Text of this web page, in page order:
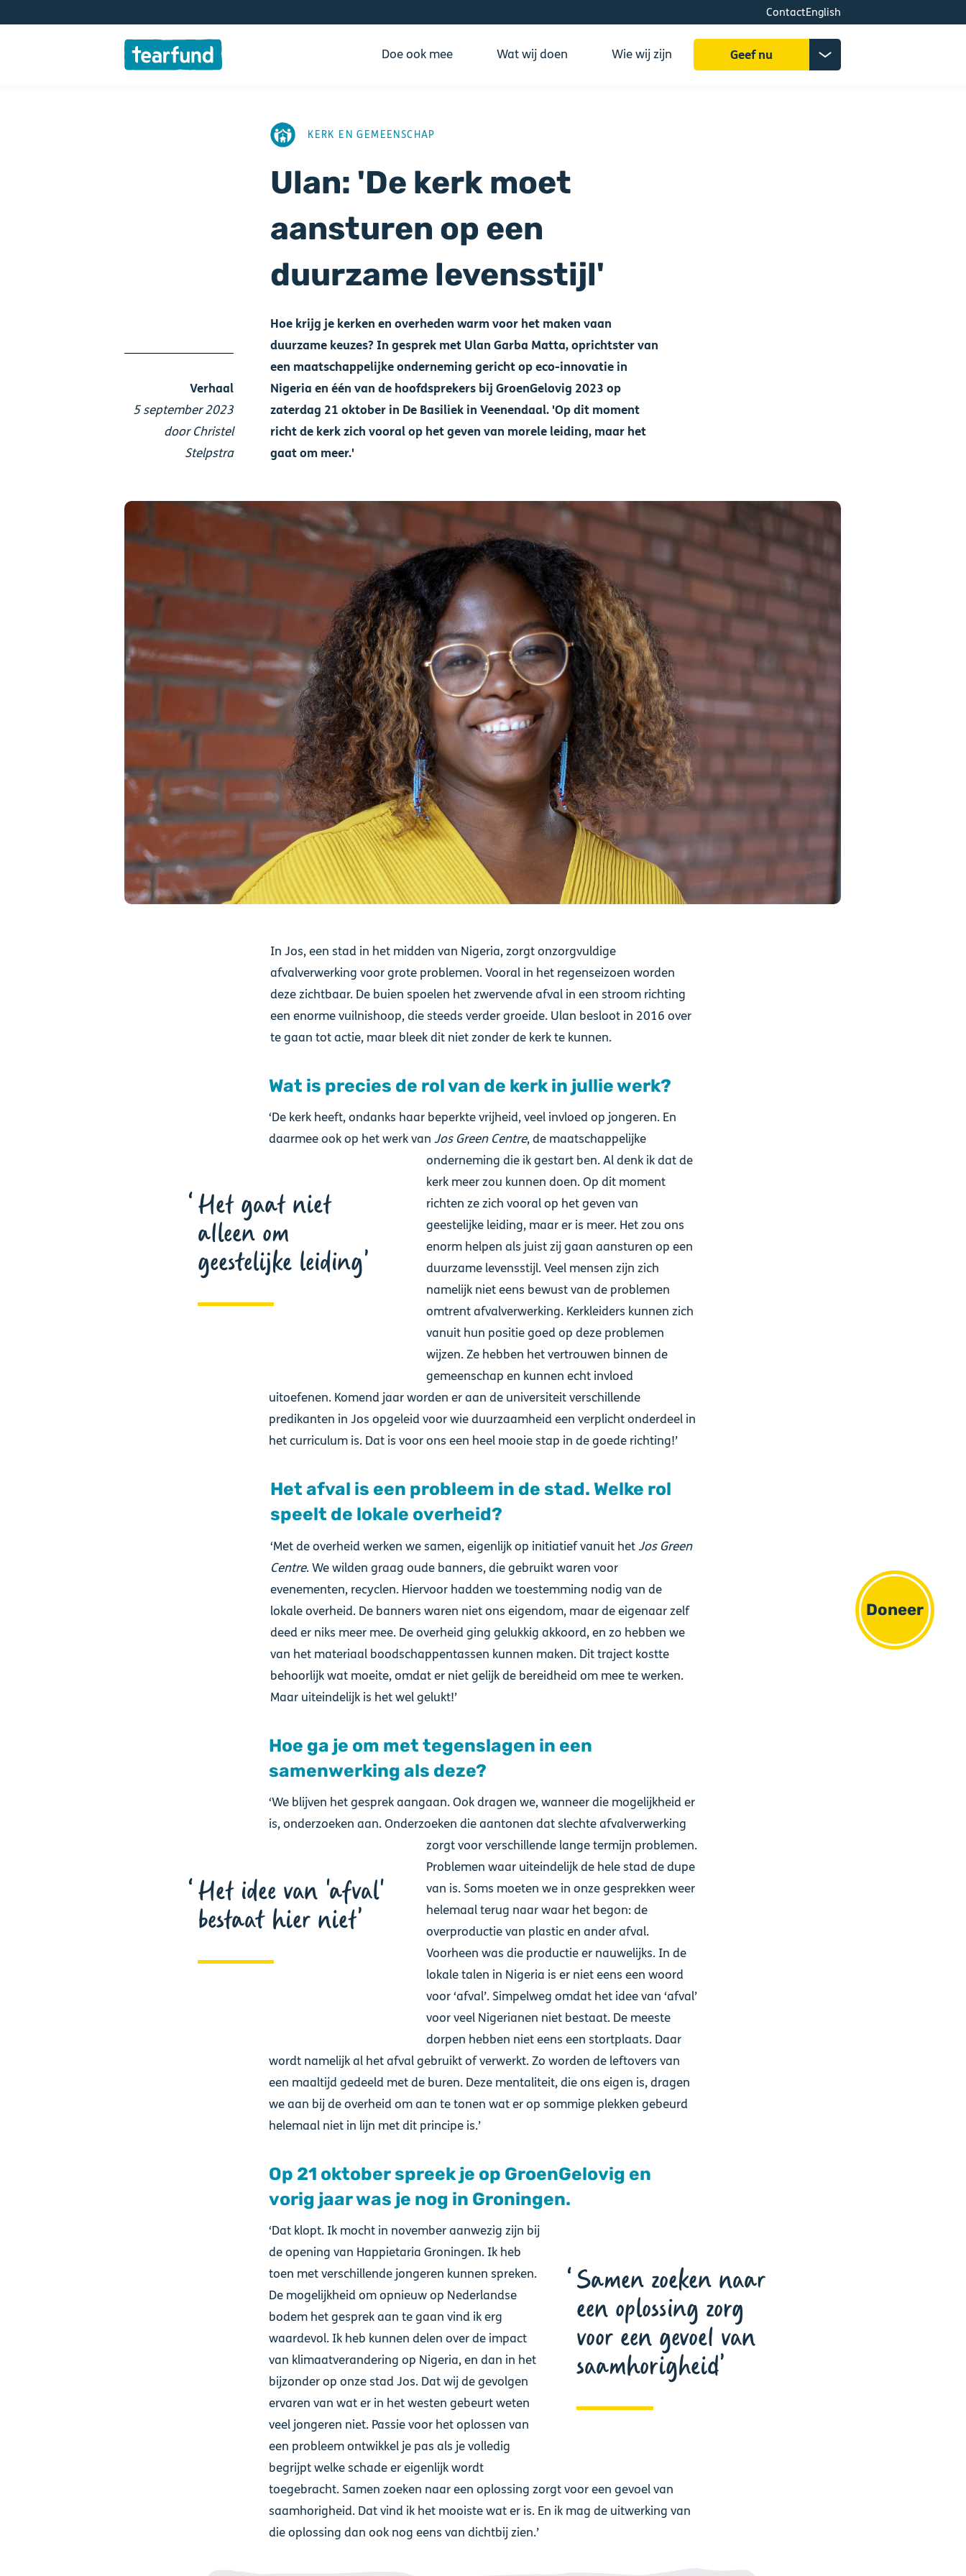
ContactEnglish
Doe ook mee Wat wij doen Wie wij zijn Geef nu
Donatiemenu
uitklappen
Doneer
Verhaal
5 september 2023
door Christel
Stelpstra
AFBEELDINGKERK EN GEMEENSCHAP
Ulan: 'De kerk moet
aansturen op een
duurzame levensstijl'
Hoe krijg je kerken en overheden warm voor het maken vaan
duurzame keuzes? In gesprek met Ulan Garba Matta, oprichtster van
een maatschappelijke onderneming gericht op eco-innovatie in
Nigeria en één van de hoofdsprekers bij GroenGelovig 2023 op
zaterdag 21 oktober in De Basiliek in Veenendaal. 'Op dit moment
richt de kerk zich vooral op het geven van morele leiding, maar het
gaat om meer.'
Afbeelding
In Jos, een stad in het midden van Nigeria, zorgt onzorgvuldige
afvalverwerking voor grote problemen. Vooral in het regenseizoen worden
deze zichtbaar. De buien spoelen het zwervende afval in een stroom richting
een enorme vuilnishoop, die steeds verder groeide. Ulan besloot in 2016 over
te gaan tot actie, maar bleek dit niet zonder de kerk te kunnen.
Het gaat niet
alleen om
geestelijke leiding
Wat is precies de rol van de kerk in jullie werk?
‘De kerk heeft, ondanks haar beperkte vrijheid, veel invloed op jongeren. En
daarmee ook op het werk vanJos Green Centre, de maatschappelijke
onderneming die ik gestart ben. Al denk ik dat de
kerk meer zou kunnen doen. Op dit moment
richten ze zich vooral op het geven van
geestelijke leiding, maar er is meer. Het zou ons
enorm helpen als juist zij gaan aansturen op een
duurzame levensstijl. Veel mensen zijn zich
namelijk niet eens bewust van de problemen
omtrent afvalverwerking. Kerkleiders kunnen zich
vanuit hun positie goed op deze problemen
wijzen. Ze hebben het vertrouwen binnen de
gemeenschap en kunnen echt invloed
uitoefenen. Komend jaar worden er aan de universiteit verschillende
predikanten in Jos opgeleid voor wie duurzaamheid een verplicht onderdeel in
het curriculum is. Dat is voor ons een heel mooie stap in de goede richting!’
Het afval is een probleem in de stad. Welke rol
speelt de lokale overheid?
‘Met de overheid werken we samen, eigenlijk op initiatief vanuit hetJos Green
Centre. We wilden graag oude banners, die gebruikt waren voor
evenementen, recyclen. Hiervoor hadden we toestemming nodig van de
lokale overheid. De banners waren niet ons eigendom, maar de eigenaar zelf
deed er niks meer mee. De overheid ging gelukkig akkoord, en zo hebben we
van het materiaal boodschappentassen kunnen maken. Dit traject kostte
behoorlijk wat moeite, omdat er niet gelijk de bereidheid om mee te werken.
Maar uiteindelijk is het wel gelukt!’
Het idee van 'afval'
bestaat hier niet
Hoe ga je om met tegenslagen in een
samenwerking als deze?
‘We blijven het gesprek aangaan. Ook dragen we, wanneer die mogelijkheid er
is, onderzoeken aan. Onderzoeken die aantonen dat slechte afvalverwerking
zorgt voor verschillende lange termijn problemen.
Problemen waar uiteindelijk de hele stad de dupe
van is. Soms moeten we in onze gesprekken weer
helemaal terug naar waar het begon: de
overproductie van plastic en ander afval.
Voorheen was die productie er nauwelijks. In de
lokale talen in Nigeria is er niet eens een woord
voor ‘afval’. Simpelweg omdat het idee van ‘afval’
voor veel Nigerianen niet bestaat. De meeste
dorpen hebben niet eens een stortplaats. Daar
wordt namelijk al het afval gebruikt of verwerkt. Zo worden de leftovers van
een maaltijd gedeeld met de buren. Deze mentaliteit, die ons eigen is, dragen
we aan bij de overheid om aan te tonen wat er op sommige plekken gebeurd
helemaal niet in lijn met dit principe is.’
Samen zoeken naar
een oplossing zorg
voor een gevoel van
saamhorigheid
Op 21 oktober spreek je op GroenGelovig en
vorig jaar was je nog in Groningen.
‘Dat klopt. Ik mocht in november aanwezig zijn bij
de opening van Happietaria Groningen. Ik heb
toen met verschillende jongeren kunnen spreken.
De mogelijkheid om opnieuw op Nederlandse
bodem het gesprek aan te gaan vind ik erg
waardevol. Ik heb kunnen delen over de impact
van klimaatverandering op Nigeria, en dan in het
bijzonder op onze stad Jos. Dat wij de gevolgen
ervaren van wat er in het westen gebeurt weten
veel jongeren niet. Passie voor het oplossen van
een probleem ontwikkel je pas als je volledig
begrijpt welke schade er eigenlijk wordt
toegebracht. Samen zoeken naar een oplossing zorgt voor een gevoel van
saamhorigheid. Dat vind ik het mooiste wat er is. En ik mag de uitwerking van
die oplossing dan ook nog eens van dichtbij zien.’